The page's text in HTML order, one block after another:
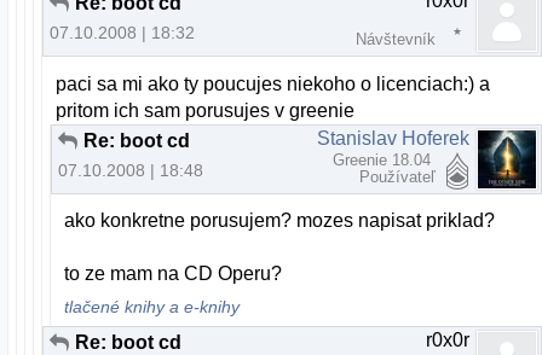
07.10.2008 | 18:32 Návštevník
paci sa mi ako ty poucujes niekoho o licenciach:) a
pritom ich sam porusujes v greenie
Re: boot cd
07.10.2008 | 18:48
Stanislav Hoferek
Greenie 18.04
Používateľ
ako konkretne porusujem? mozes napisat priklad?
to ze mam na CD Operu?
tlačené knihy a e-knihy
Re: boot cd r0x0r